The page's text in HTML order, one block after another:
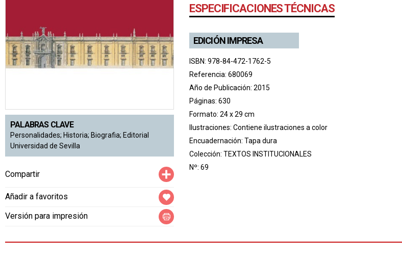
PALABRAS CLAVE
Personalidades; Historia; Biografia; Editorial
Universidad de Sevilla
Compartir Compartir
Añadir a favoritos
Versión para impresión
ESPECIFICACIONES TÉCNICAS
EDICIÓN IMPRESA
ISBN: 978-84-472-1762-5
Referencia: 680069
Año de Publicación: 2015
Páginas: 630
Formato: 24 x 29 cm
Ilustraciones: Contiene ilustraciones a color
Encuadernación: Tapa dura
Colección: TEXTOS INSTITUCIONALES
Nº: 69